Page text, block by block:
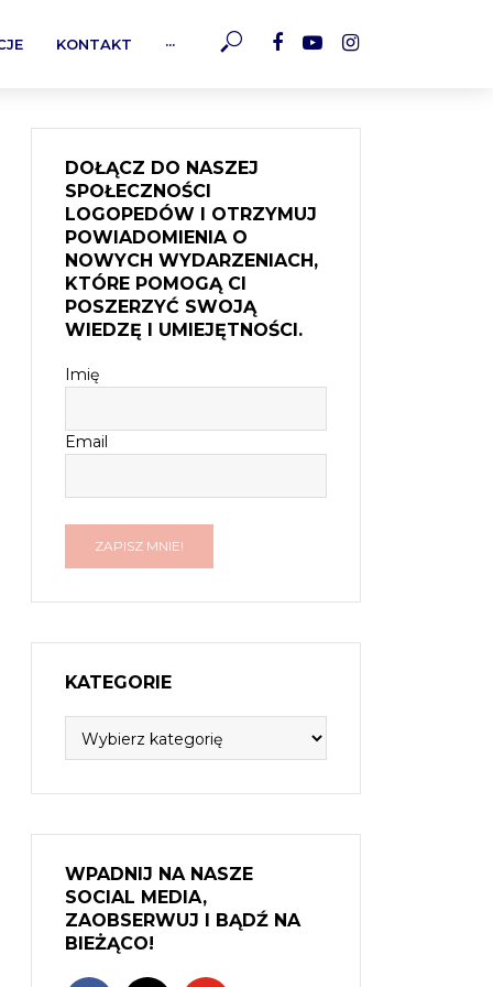
KONTAKT ···
DOŁĄCZ DO NASZEJ
SPOŁECZNOŚCI
LOGOPEDÓW I OTRZYMUJ
POWIADOMIENIA O
NOWYCH WYDARZENIACH,
KTÓRE POMOGĄ CI
POSZERZYĆ SWOJĄ
WIEDZĘ I UMIEJĘTNOŚCI.
Imię
Email
KATEGORIE
WPADNIJ NA NASZE
SOCIAL MEDIA,
ZAOBSERWUJ I BĄDŹ NA
BIEŻĄCO!